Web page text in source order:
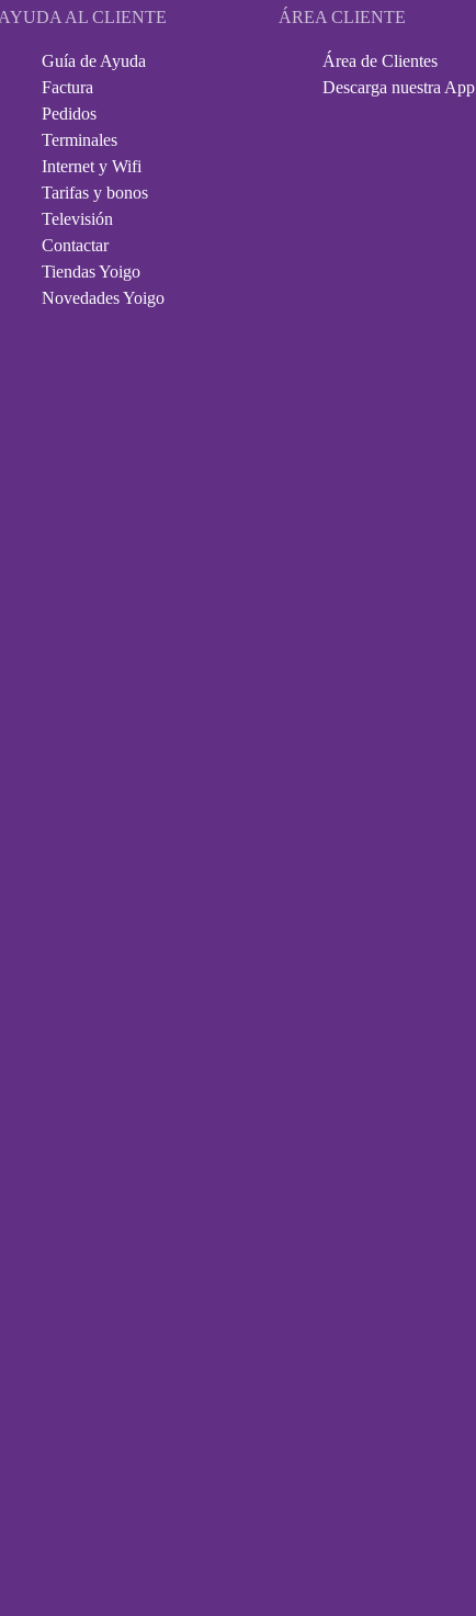
AYUDA AL CLIENTE
Guía de Ayuda
Factura
Pedidos
Terminales
Internet y Wifi
Tarifas y bonos
Televisión
Contactar
Tiendas Yoigo
Novedades Yoigo
ÁREA CLIENTE
Área de Clientes
Descarga nuestra App